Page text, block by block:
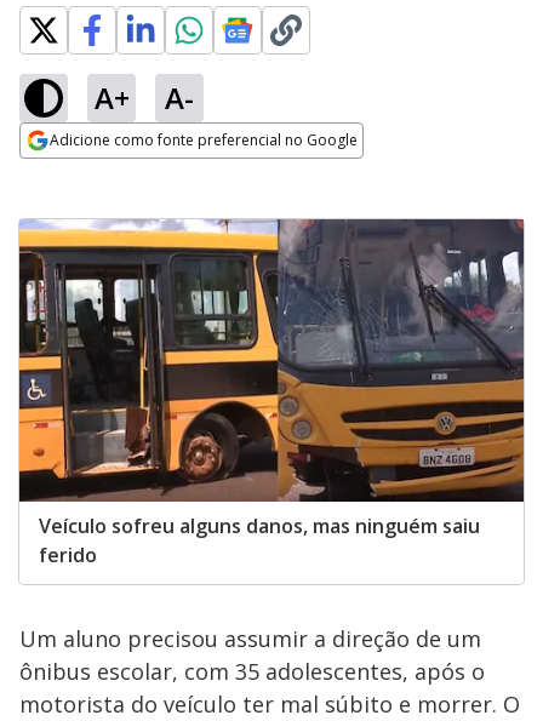
A+ A-
Adicione como fonte preferencial no Google
Veículo sofreu alguns danos, mas ninguém saiu
ferido
Um aluno precisou assumir a direção de um
ônibus escolar, com 35 adolescentes, após o
motorista do veículo ter mal súbito e morrer. O